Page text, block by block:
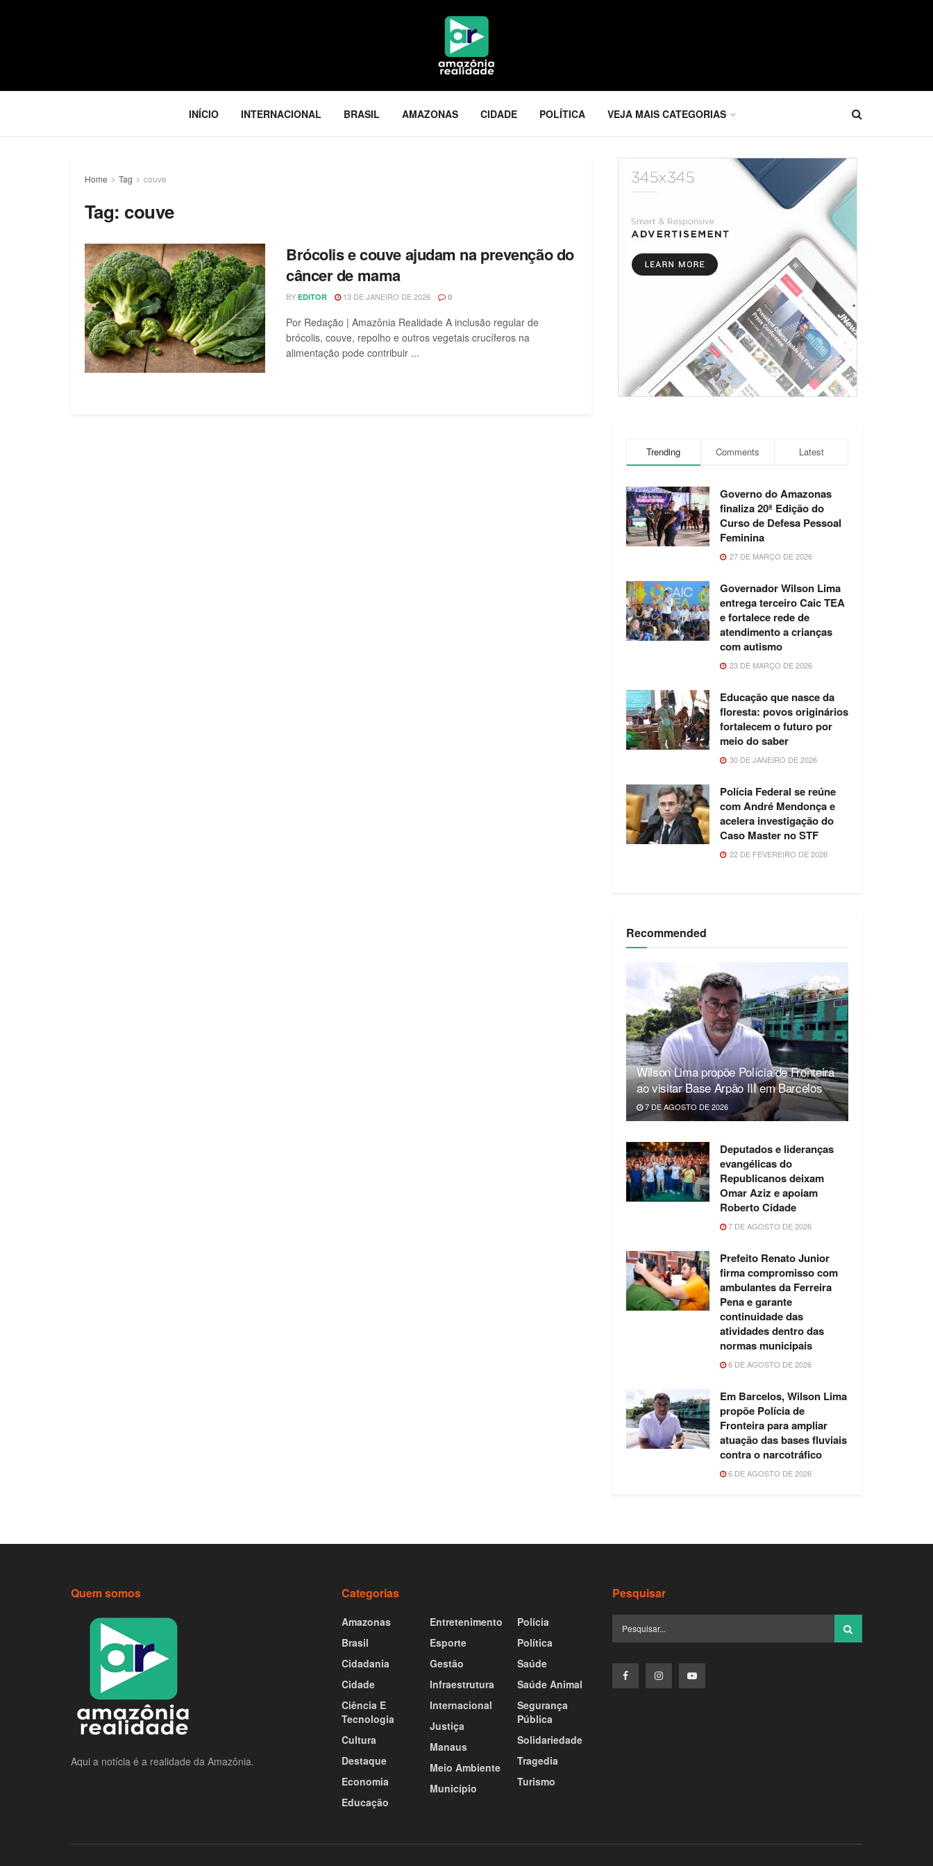
INÍCIO INTERNACIONAL BRASIL AMAZONAS CIDADE POLÍTICA VEJA MAIS CATEGORIAS
Home Tag couve
Tag: couve
Brócolis e couve ajudam na prevenção do
câncer de mama
BY EDITOR 13 DE JANEIRO DE 2026 0
Por Redação | Amazônia Realidade A inclusão regular de
brócolis, couve, repolho e outros vegetais crucíferos na
alimentação pode contribuir ...
Trending Comments Latest
Governo do Amazonas
finaliza 20ª Edição do
Curso de Defesa Pessoal
Feminina
27 DE MARÇO DE 2026
Governador Wilson Lima
entrega terceiro Caic TEA
e fortalece rede de
atendimento a crianças
com autismo
23 DE MARÇO DE 2026
Educação que nasce da
floresta: povos originários
fortalecem o futuro por
meio do saber
30 DE JANEIRO DE 2026
Polícia Federal se reúne
com André Mendonça e
acelera investigação do
Caso Master no STF
22 DE FEVEREIRO DE 2026
Recommended
Wilson Lima propõe Polícia de Fronteira
ao visitar Base Arpão III em Barcelos
7 DE AGOSTO DE 2026
Deputados e lideranças
evangélicas do
Republicanos deixam
Omar Aziz e apoiam
Roberto Cidade
7 DE AGOSTO DE 2026
Prefeito Renato Junior
firma compromisso com
ambulantes da Ferreira
Pena e garante
continuidade das
atividades dentro das
normas municipais
6 DE AGOSTO DE 2026
Em Barcelos, Wilson Lima
propõe Polícia de
Fronteira para ampliar
atuação das bases fluviais
contra o narcotráfico
6 DE AGOSTO DE 2026
Quem somos
Aqui a notícia é a realidade da Amazônia.
Categorias
Amazonas
Brasil
Cidadania
Cidade
Ciência E
Tecnologia
Cultura
Destaque
Economia
Educação
Entretenimento
Esporte
Gestão
Infraestrutura
Internacional
Justiça
Manaus
Meio Ambiente
Município
Polícia
Política
Saúde
Saúde Animal
Segurança
Pública
Solidariedade
Tragedia
Turismo
Pesquisar